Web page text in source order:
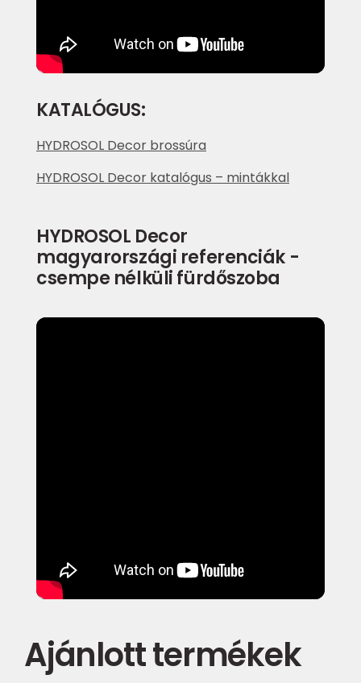
KATALÓGUS:
HYDROSOL Decor brossúra
HYDROSOL Decor katalógus – mintákkal
HYDROSOL Decor
magyarországi referenciák -
csempe nélküli fürdőszoba
Ajánlott termékek